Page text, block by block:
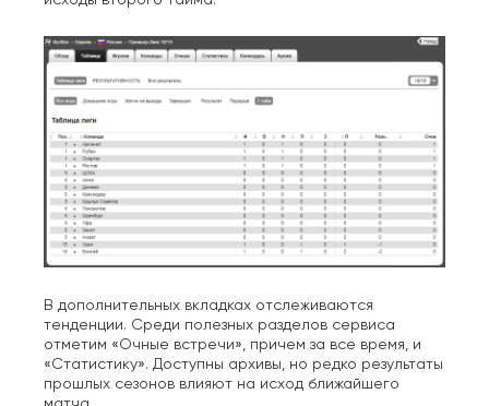
В дополнительных вкладках отслеживаются
тенденции. Среди полезных разделов сервиса
отметим «Очные встречи», причем за все время, и
«Статистику». Доступны архивы, но редко результаты
прошлых сезонов влияют на исход ближайшего
матча.